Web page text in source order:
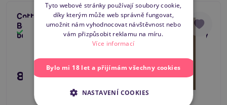
Cottelli Costumes
Body Plaid, kostým
body s podvazky
895 Kč Varianty
5
Daring Strappy
Bodysuit Open
Crotch, dámský body
s otevřeným
Skladem
ENGLISH
Tyto webové stránky používají soubory cookie,
díky kterým může web správně fungovat,
umožnit nám vyhodnocovat návštěvnost nebo
vám přizpůsobit reklamu na míru.
Více informací
Bylo mi 18 let a přijímám všechny cookies
NASTAVENÍ COOKIES